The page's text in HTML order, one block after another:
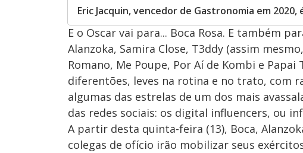
Eric Jacquin, vencedor de Gastronomia em
E o Oscar vai para... Boca Rosa. E também
Alanzoka, Samira Close, T3ddy (assim
Romano, Me Poupe, Por Aí de Kombi e Papai
diferentões, leves na rotina e no trato, com
algumas das estrelas de um dos mais
das redes sociais: os digital influencers, ou
A partir desta quinta-feira (13), Boca,
colegas de ofício irão mobilizar seus